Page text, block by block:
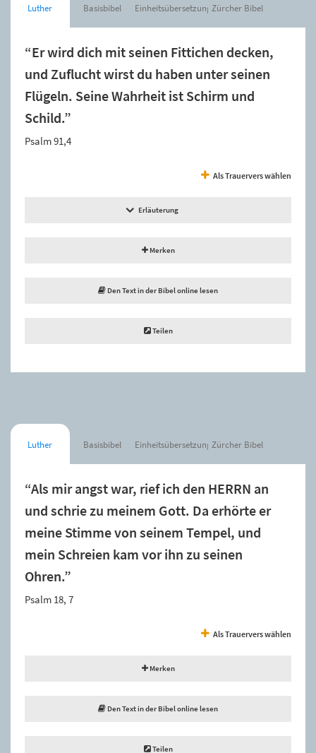
Luther Basisbibel Einheitsübersetzung Zürcher Bibel
“Er wird dich mit seinen Fittichen decken,
und Zuflucht wirst du haben unter seinen
Flügeln. Seine Wahrheit ist Schirm und
Schild.”
Psalm 91,4
Als Trauervers wählen
Erläuterung
Merken
Den Text in der Bibel online lesen
Teilen
Luther Basisbibel Einheitsübersetzung Zürcher Bibel
“Als mir angst war, rief ich den HERRN an
und schrie zu meinem Gott. Da erhörte er
meine Stimme von seinem Tempel, und
mein Schreien kam vor ihn zu seinen
Ohren.”
Psalm 18, 7
Als Trauervers wählen
Merken
Den Text in der Bibel online lesen
Teilen